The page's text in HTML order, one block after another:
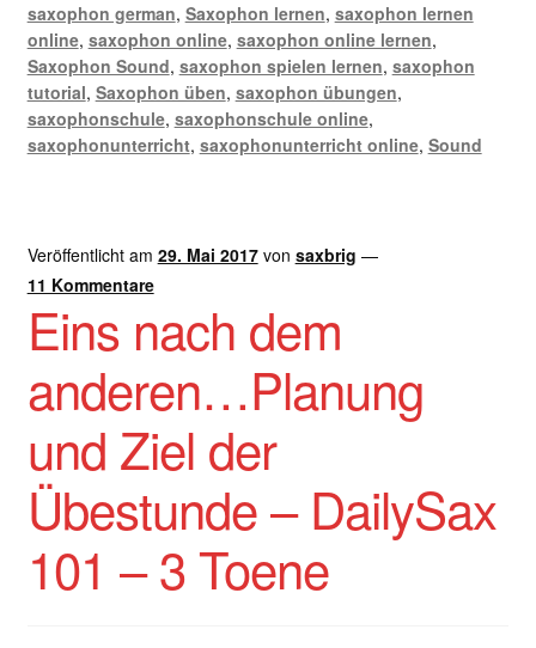
saxophon german, Saxophon lernen, saxophon lernen
online, saxophon online, saxophon online lernen,
Saxophon Sound, saxophon spielen lernen, saxophon
tutorial, Saxophon üben, saxophon übungen,
saxophonschule, saxophonschule online,
saxophonunterricht, saxophonunterricht online, Sound
Veröffentlicht am 29. Mai 2017 von saxbrig —
11 Kommentare
Eins nach dem
anderen…Planung
und Ziel der
Übestunde – DailySax
101 – 3 Toene